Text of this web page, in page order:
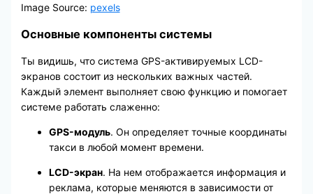
Image Source: pexels
Основные компоненты системы
Ты видишь, что система GPS-активируемых LCD-
экранов состоит из нескольких важных частей.
Каждый элемент выполняет свою функцию и помогает
системе работать слаженно:
GPS-модуль. Он определяет точные координаты
такси в любой момент времени.
LCD-экран. На нем отображается информация и
реклама, которые меняются в зависимости от